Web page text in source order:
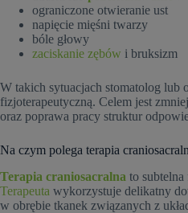
ograniczone otwieranie ust
napięcie mięśni twarzy
bóle głowy
zaciskanie zębów i bruksizm
W takich sytuacjach stomatolog lub
fizjoterapeutyczną. Celem jest
oraz poprawa pracy struktur
Na czym polega terapia
Terapia craniosacralna to subtelna
Terapeuta wykorzystuje delikatny
w obrębie tkanek związanych z